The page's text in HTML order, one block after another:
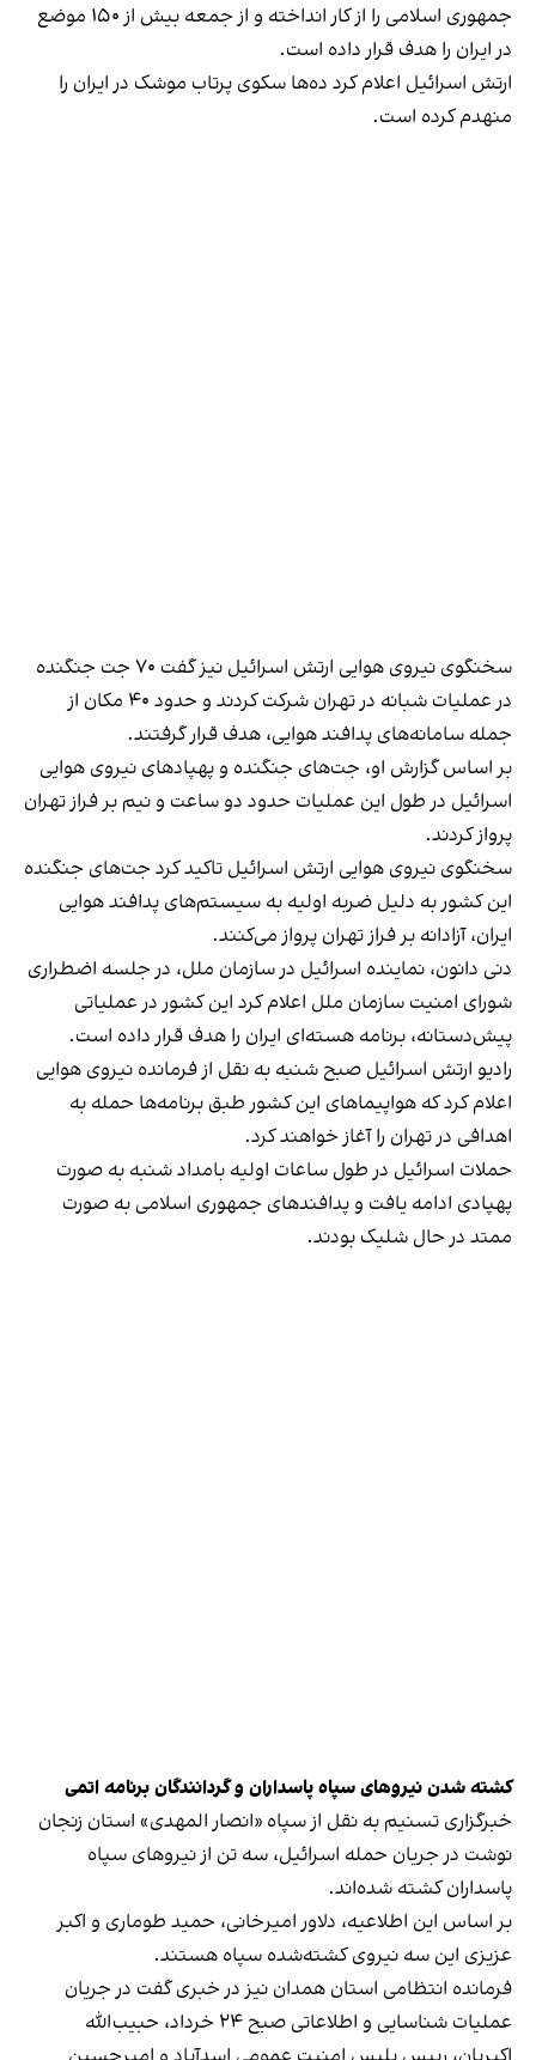
جمهوری اسلامی را از کار انداخته و از جمعه بیش از ۱۵۰ موضع
در ایران را هدف قرار داده است.
ارتش اسرائیل اعلام کرد ده‌ها سکوی پرتاب موشک در ایران را
منهدم کرده است.
سخنگوی نیروی هوایی ارتش اسرائیل نیز گفت ۷۰ جت جنگنده
در عملیات شبانه در تهران شرکت کردند و حدود ۴۰ مکان از
جمله سامانه‌های پدافند هوایی، هدف قرار گرفتند.
بر اساس گزارش او، جت‌های جنگنده و پهپادهای نیروی هوایی
اسرائیل در طول این عملیات حدود دو ساعت و نیم بر فراز تهران
پرواز کردند.
سخنگوی نیروی هوایی ارتش اسرائیل تاکید کرد جت‌های جنگنده
این کشور به دلیل ضربه اولیه‌ به سیستم‌های پدافند هوایی
ایران، آزادانه بر فراز تهران پرواز می‌کنند.
دنی دانون، نماینده اسرائیل در سازمان ملل، در جلسه اضطراری
شورای امنیت سازمان ملل اعلام کرد این کشور در عملیاتی
پیش‌دستانه، برنامه هسته‌ای ایران را هدف قرار داده است.
رادیو ارتش اسرائیل صبح شنبه به نقل از فرمانده نیروی هوایی
اعلام کرد که هواپیماهای این کشور طبق برنامه‌ها حمله به
اهدافی در تهران را آغاز خواهند کرد.
حملات اسرائیل در طول ساعات اولیه بامداد شنبه به صورت
پهپادی ادامه یافت و پدافندهای جمهوری اسلامی به صورت
ممتد در حال شلیک بودند.
کشته شدن نیروهای سپاه پاسداران و گردانندگان برنامه اتمی
خبرگزاری تسنیم به نقل از سپاه «انصار المهدی» استان زنجان
نوشت در جریان حمله اسرائیل، سه تن از نیروهای سپاه
پاسداران کشته شده‌اند.
بر اساس این اطلاعیه، دلاور امیرخانی، حمید طوماری و اکبر
عزیزی این سه نیروی کشته‌شده سپاه هستند.
فرمانده انتظامی استان همدان نیز در خبری گفت در جریان
عملیات شناسایی و اطلاعاتی صبح ۲۴ خرداد، حبیب‌الله